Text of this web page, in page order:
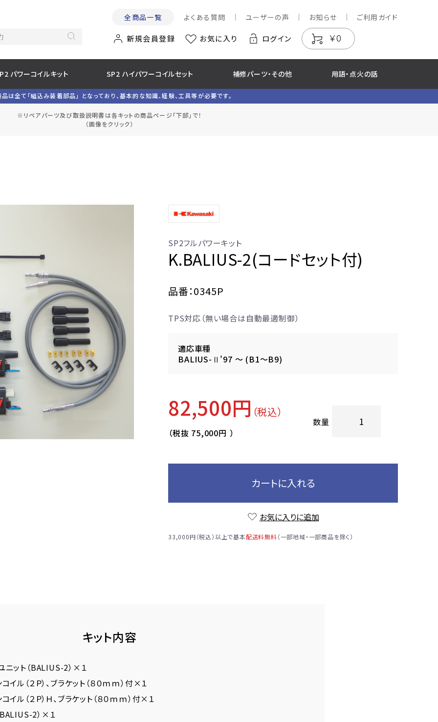
全商品一覧 よくある質問 ユーザーの声 お知らせ ご利用ガイド
新規会員登録 お気に入り ログイン ￥0
パワーコイルキット SP2 ハイパワーコイルセット 補修パーツ・その他 用語・点火の話
は全て「組込み装着部品」 となっており、基本的な知識、経験、工具等が必要です。
※リペアパーツ及び取扱説明書は各キットの商品ページ「下部」で！
（画像をクリック）
SP2フルパワーキット
K.BALIUS-2(コードセット付)
品番：0345P
TPS対応（無い場合は自動最適制御）
適応車種
BALIUS-Ⅱ'97 ～ (B1～B9)
82,500円 （税込）
（税抜 75,000円 ）
数量
カートに入れる
お気に入りに追加
33,000円（税込）以上で基本配送料無料（一部地域・一部商品を除く）
キット内容
ニット（BALIUS-2）×１
イル（２Ｐ）、ブラケット（８０ｍｍ）付×１
イル（２Ｐ）Ｈ、ブラケット（８０ｍｍ）付×１
BALIUS-2）×１